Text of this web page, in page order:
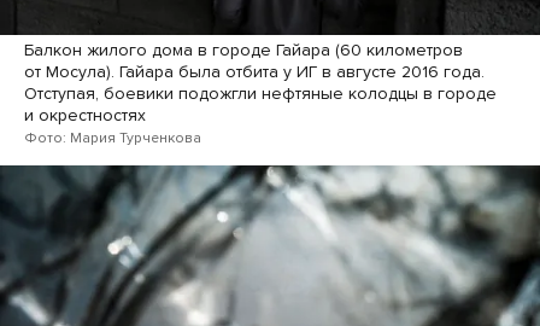
Балкон жилого дома в городе Гайара (60 километров
от Мосула). Гайара была отбита у ИГ в августе 2016 года.
Отступая, боевики подожгли нефтяные колодцы в городе
и окрестностях
Фото: Мария Турченкова